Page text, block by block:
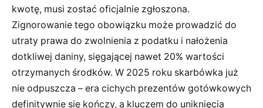
kwotę, musi zostać oficjalnie zgłoszona.
Zignorowanie tego obowiązku może prowadzić do
utraty prawa do zwolnienia z podatku i nałożenia
dotkliwej daniny, sięgającej nawet 20% wartości
otrzymanych środków. W 2025 roku skarbówka już
nie odpuszcza – era cichych prezentów gotówkowych
definitywnie się kończy, a kluczem do uniknięcia